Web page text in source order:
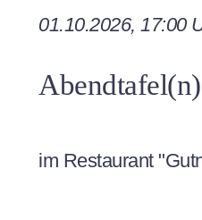
Abendtafel(n)
01.10.2026, 17:00
im Restaurant